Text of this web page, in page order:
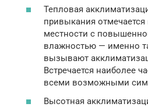
Тепловая
привыкания
местности с
влажностью — именно
вызывают
Встречается наиболее
всеми возможными
Высотная